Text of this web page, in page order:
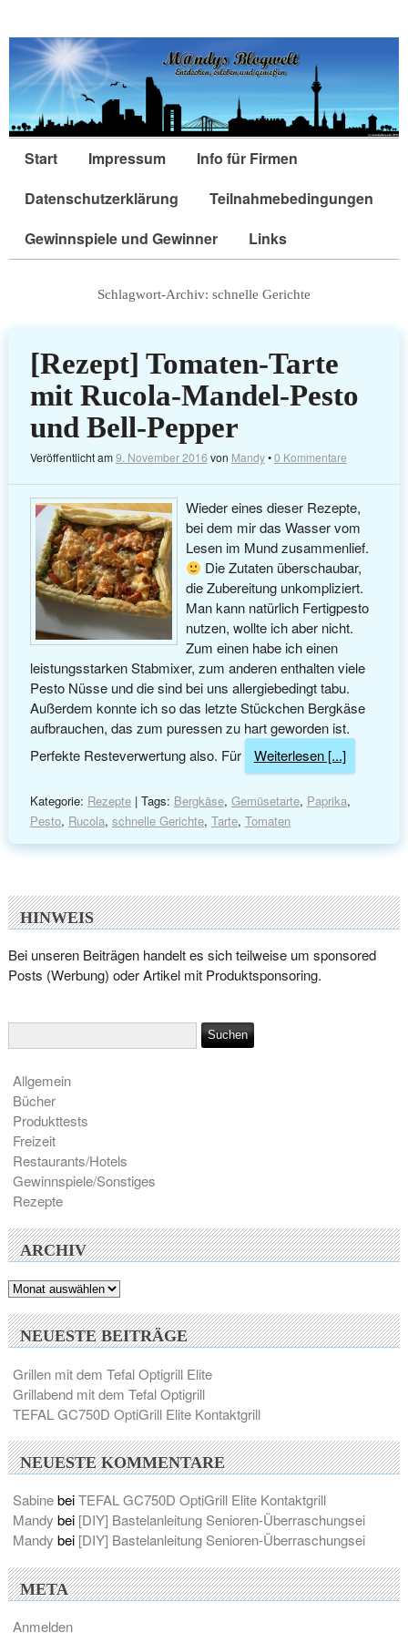
Start Impressum
Info für Firmen
Datenschutzerklärung
Teilnahmebedingungen
Gewinnspiele und Gewinner
Links
Schlagwort-Archiv: schnelle Gerichte
[Rezept] Tomaten-Tarte
mit Rucola-Mandel-Pesto
und Bell-Pepper
Veröffentlicht am9. November 2016 von Mandy•0 Kommentare
Wieder eines dieser Rezepte,
bei dem mir das Wasser vom
Lesen im Mund zusammenlief.
Die Zutaten überschaubar,
die Zubereitung unkompliziert.
Man kann natürlich Fertigpesto
nutzen, wollte ich aber nicht.
Zum einen habe ich einen
leistungsstarken Stabmixer, zum anderen enthalten viele
Pesto Nüsse und die sind bei uns allergiebedingt tabu.
Außerdem konnte ich so das letzte Stückchen Bergkäse
aufbrauchen, das zum puressen zu hart geworden ist.
Perfekte Resteverwertung also. Für
Weiterlesen [...]
Kategorie: Rezepte| Tags: Bergkäse, Gemüsetarte, Paprika,
Pesto, Rucola, schnelle Gerichte, Tarte, Tomaten
HINWEIS
Bei unseren Beiträgen handelt es sich teilweise um sponsored
Posts (Werbung) oder Artikel mit Produktsponsoring.
Allgemein
Bücher
Produkttests
Freizeit
Restaurants/Hotels
Gewinnspiele/Sonstiges
Rezepte
ARCHIV
Archiv
NEUESTE BEITRÄGE
Grillen mit dem Tefal Optigrill Elite
Grillabend mit dem Tefal Optigrill
TEFAL GC750D OptiGrill Elite Kontaktgrill
NEUESTE KOMMENTARE
SabinebeiTEFAL GC750D OptiGrill Elite Kontaktgrill
Mandy bei [DIY] Bastelanleitung Senioren-Überraschungsei
Mandy bei [DIY] Bastelanleitung Senioren-Überraschungsei
META
Anmelden